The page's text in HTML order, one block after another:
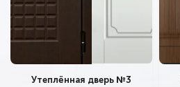
Утеплённая дверь №3